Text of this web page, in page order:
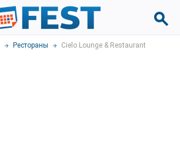
Рестораны
Cielo Lounge & Restaurant